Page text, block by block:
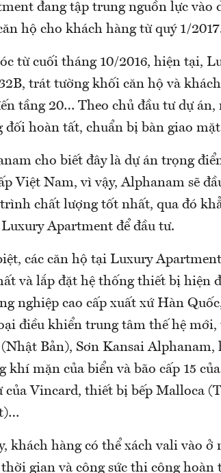
đang tập trung nguồn lực
hộ cho khách hàng từ quý 1/
từ cuối tháng 10/2016, hiện tại,
trát tường khối căn hộ và
tầng 20… Theo chủ đầu tư dự
đối hoàn tất, chuẩn bị bàn giao
cho biết đây là dự án trọng
Việt Nam, vì vậy, Alphanam sẽ
chất lượng tốt nhất, qua đó
Apartment để đầu tư.
các căn hộ tại Luxury
và lắp đặt hệ thống thiết bị hiện
nghiệp cao cấp xuất xứ Hàn
điều khiển trung tâm thế hệ
(Nhật Bản), Sơn Kansai
khí mặn của biển và bão cấp 15
của Vincard, thiết bị bếp Malloca
khách hàng có thể xách vali vào
gian và công sức thi công hoàn